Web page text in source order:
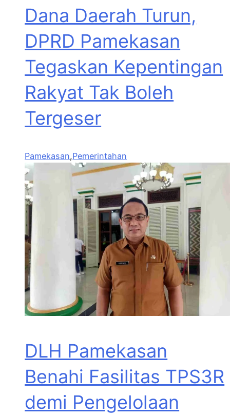
Dana Daerah Turun,
DPRD Pamekasan
Tegaskan Kepentingan
Rakyat Tak Boleh
Tergeser
Pamekasan,Pemerintahan
DLH Pamekasan
Benahi Fasilitas TPS3R
demi Pengelolaan